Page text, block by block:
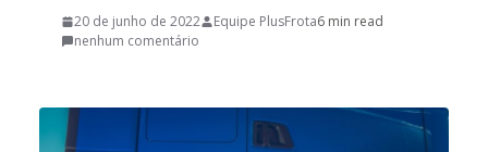
20 de junho de 2022 Equipe PlusFrota6 min read
nenhum comentário